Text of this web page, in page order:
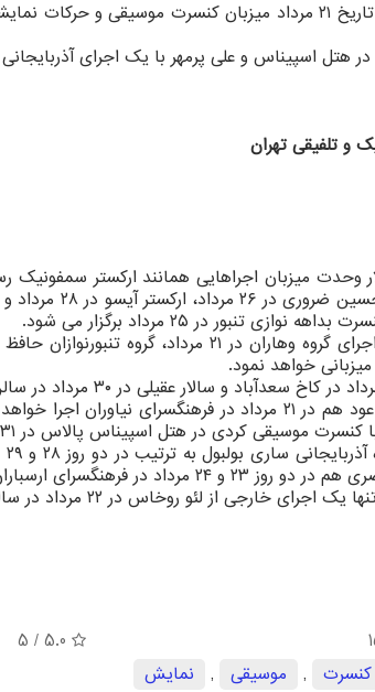
و تلفیقی تهران
تنبور در ۲۵ مرداد برگزار می شود.
كردی در هتل اسپیناس پالاس در ۳۱ مرداد اجرا خواهند كرد.
ارسباران كنسرت خواهد داشت.
از لئو روخاس در ۲۲ مرداد در سالن وزارت كشور برگزار می گردد.
5.0
/ 5
كنسرت , موسیقی ,
نمایش